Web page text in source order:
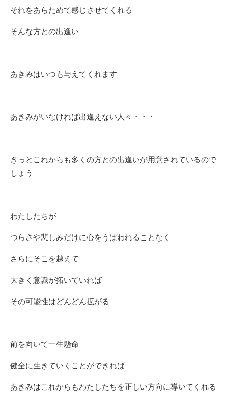
それをあらためて感じさせてくれる
そんな方との出逢い
あきみはいつも与えてくれます
あきみがいなければ出逢えない人々・・・
きっとこれからも多くの方との出逢いが用意されているので
しょう
わたしたちが
つらさや悲しみだけに心をうばわれることなく
さらにそこを越えて
大きく意識が拓いていれば
その可能性はどんどん拡がる
前を向いて一生懸命
健全に生きていくことができれば
あきみはこれからもわたしたちを正しい方向に導いてくれる